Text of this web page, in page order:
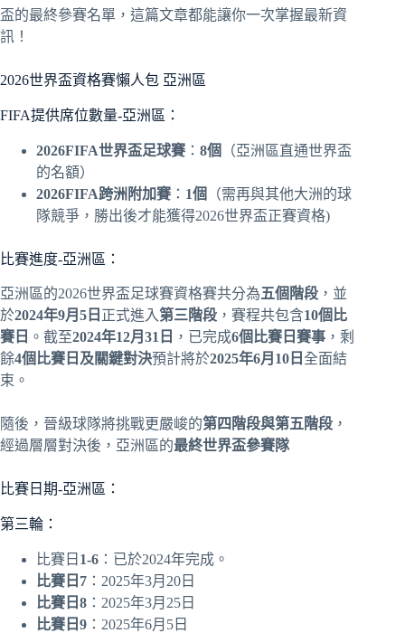
盃的最終參賽名單，這篇文章都能讓你一次掌握最新資
訊！
2026世界盃資格賽懶人包 亞洲區
FIFA提供席位數量-亞洲區：
2026FIFA世界盃足球賽 ： 8個
（亞洲區直通世界盃
的名額）
2026FIFA跨洲附加賽 ： 1個
（需再與其他大洲的球
隊競爭，勝出後才能獲得2026世界盃正賽資格)
比賽進度-亞洲區：
亞洲區的2026世界盃足球賽資格賽共分為五個階段 ，並
於2024年9月5日 正式進入第三階段 ，賽程共包含10個比
賽日 。截至2024年12月31日 ，已完成6個比賽日賽事 ，剩
餘4個比賽日及關鍵對決預計將於2025年6月10日 全面結
束。
隨後，晉級球隊將挑戰更嚴峻的第四階段與第五階段 ，
經過層層對決後，亞洲區的最終世界盃參賽隊
比賽日期-亞洲區：
第三輪：
比賽日 1-6 ：已於2024年完成。
比賽日7 ：2025年3月20日
比賽日8 ：2025年3月25日
比賽日9 ：2025年6月5日